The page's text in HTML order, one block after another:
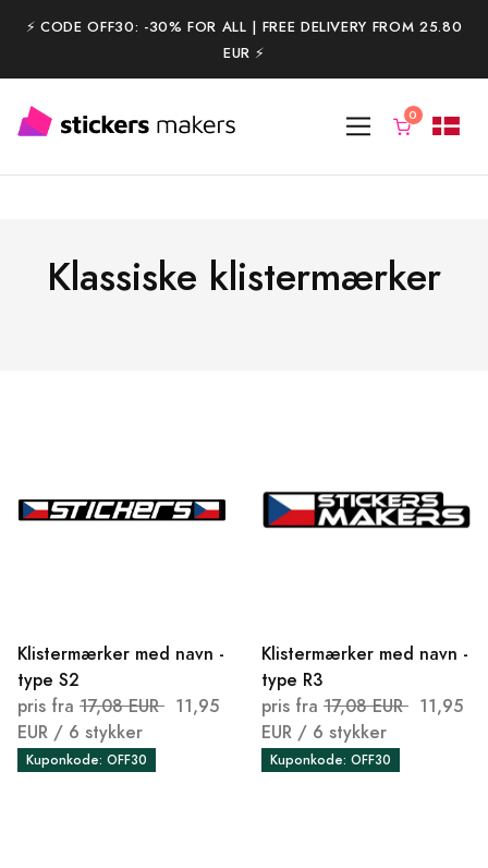
⚡️ CODE OFF30: -30% FOR ALL | FREE DELIVERY FROM 25.80
EUR ⚡️
Klassiske klistermærker
Klistermærker med navn -
type S2
pris fra 17,08 EUR 11,95
EUR / 6 stykker
Kuponkode: OFF30
Klistermærker med navn -
type R3
pris fra 17,08 EUR 11,95
EUR / 6 stykker
Kuponkode: OFF30